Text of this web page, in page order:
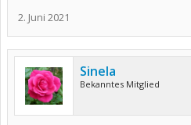
2. Juni 2021
Sinela
Bekanntes Mitglied